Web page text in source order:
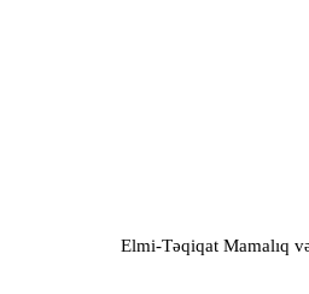
Elmi-Təqiqat Mamalıq